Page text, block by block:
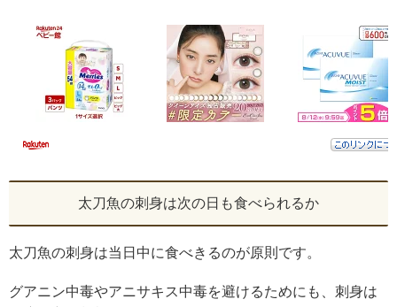
太刀魚の刺身は次の日も食べられるか
太刀魚の刺身は当日中に食べきるのが原則です。
グアニン中毒やアニサキス中毒を避けるためにも、刺身は